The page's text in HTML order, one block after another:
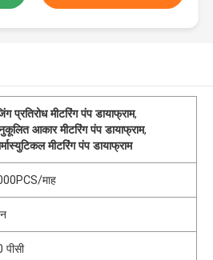
प्रतिरोध मीटरिंग पंप डायाफ्राम,
आकार मीटरिंग पंप डायाफ्राम,
मीटरिंग पंप डायाफ्राम
माह
पीसी